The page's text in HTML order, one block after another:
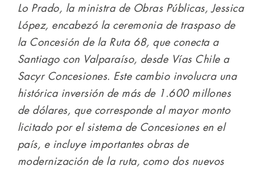
Lo Prado, la ministra de Obras Públicas, Jessica
López, encabezó la ceremonia de traspaso de
la Concesión de la Ruta 68, que conecta a
Santiago con Valparaíso, desde Vías Chile a
Sacyr Concesiones. Este cambio involucra una
histórica inversión de más de 1.600 millones
de dólares, que corresponde al mayor monto
licitado por el sistema de Concesiones en el
país, e incluye importantes obras de
modernización de la ruta, como dos nuevos